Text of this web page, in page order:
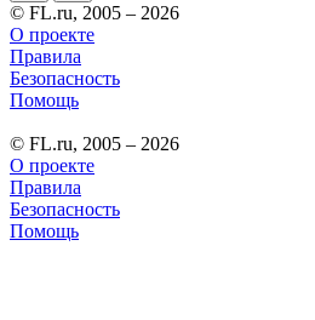
© FL.ru, 2005 – 2026
О проекте
Правила
Безопасность
Помощь
© FL.ru, 2005 – 2026
О проекте
Правила
Безопасность
Помощь